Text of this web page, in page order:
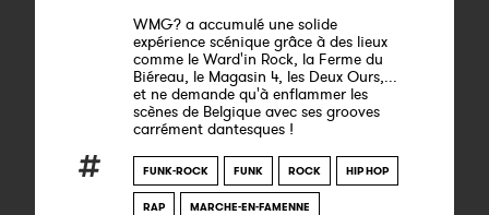
WMG? a accumulé une solide
expérience scénique grâce à des lieux
comme le Ward'in Rock, la Ferme du
Biéreau, le Magasin 4, les Deux Ours,...
et ne demande qu'à enflammer les
scènes de Belgique avec ses grooves
carrément dantesques !
FUNK-ROCK FUNK ROCK HIP HOP
RAP MARCHE-EN-FAMENNE